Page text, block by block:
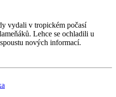
vydali v tropickém počasí
Lehce se ochladili u
nových informací.